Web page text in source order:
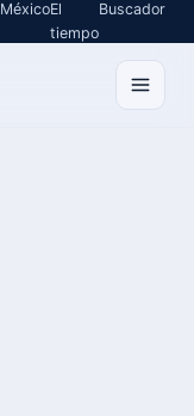
MéxicoEl
tiempo
Buscador